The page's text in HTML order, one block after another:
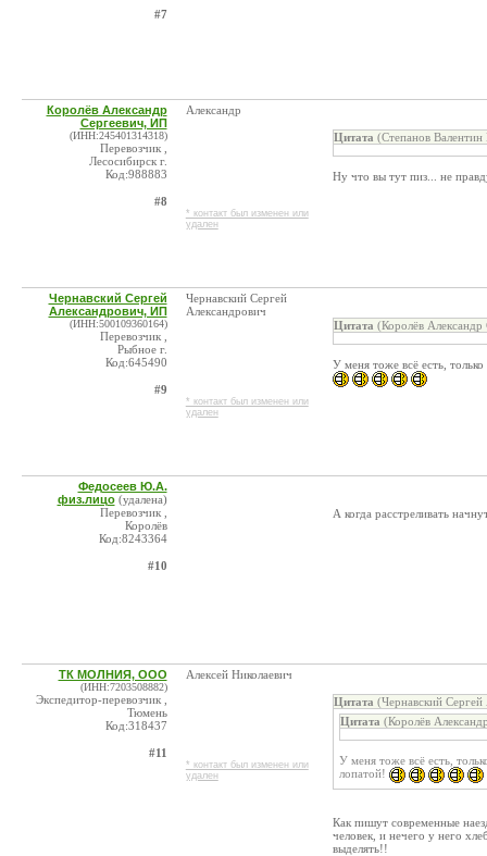
#7
Королёв Александр
Сергеевич, ИП
(ИНН:245401314318)
Перевозчик ,
Лесосибирск г.
Код:988883
#8
Александр
* контакт был изменен или
удален
Цитата (Степанов
Ну что вы тут пиз... не
Чернавский Сергей
Александрович, ИП
(ИНН:500109360164)
Перевозчик ,
Рыбное г.
Код:645490
#9
Чернавский Сергей
Александрович
* контакт был изменен или
удален
Цитата (Королёв
У меня тоже всё есть,
Федосеев Ю.А.
физ.лицо (удалена)
Перевозчик ,
Королёв
Код:8243364
#10
А когда расстреливать
ТК МОЛНИЯ, ООО
(ИНН:7203508882)
Экспедитор-перевозчик ,
Тюмень
Код:318437
#11
Алексей Николаевич
* контакт был изменен или
удален
Цитата (Чернавский
Цитата (Королёв
У меня тоже всё есть,
лопатой!
Как пишут современные
человек, и нечего у него
выделять!!